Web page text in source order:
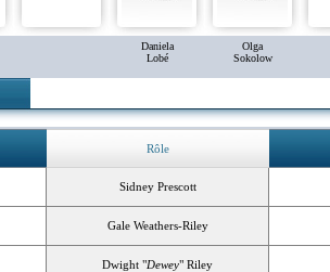
Daniela
Lobé
Olga
Sokolow
Rôle
Sidney Prescott
Gale Weathers-Riley
Dwight "Dewey" Riley